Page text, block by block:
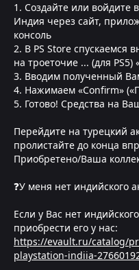
1. Создайте или войдите
Индия через сайт,
консоль
2. В PS Store спускаемся
на троеточие ... (для PS5)
3. Вводим полученный
4. Нажимаем «Confirm»
5. Готово! Средства на
Перейдите на турецкий
пролистайте до конца
Приобретено/Ваша
❓У меня нет индийского
Если у Вас нет
приобрести его у нас:
https://evault.ru/catalog/
playstation-indiia-